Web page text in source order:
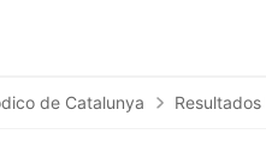
de Catalunya